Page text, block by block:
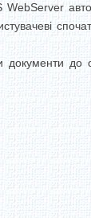
WebServer
документи